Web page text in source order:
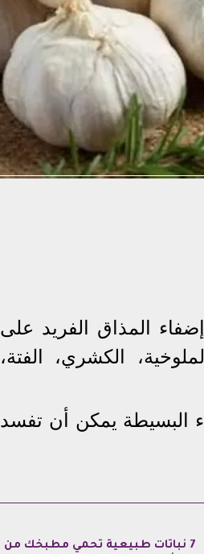
المذاق الفريد على
الكشري، الفتة،
البسيطة يمكن أن تفسد
7 نباتات طبيعية تحمي مطبخك من